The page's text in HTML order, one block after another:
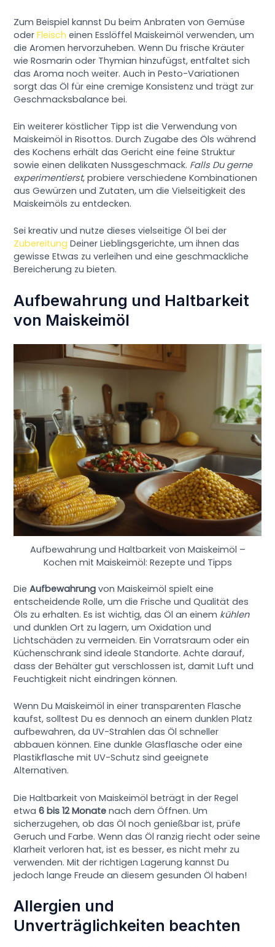
Zum Beispiel kannst Du beim Anbraten von Gemüse
oderFleisch einen Esslöffel Maiskeimöl verwenden, um
die Aromen hervorzuheben. Wenn Du frische Kräuter
wie Rosmarin oder Thymian hinzufügst, entfaltet sich
das Aroma noch weiter. Auch in Pesto-Variationen
sorgt das Öl für eine cremige Konsistenz und trägt zur
Geschmacksbalance bei.
Ein weiterer köstlicher Tipp ist die Verwendung von
Maiskeimöl in Risottos. Durch Zugabe des Öls während
des Kochens erhält das Gericht eine feine Struktur
sowie einen delikaten Nussgeschmack. Falls Du gerne
experimentierst, probiere verschiedene Kombinationen
aus Gewürzen und Zutaten, um die Vielseitigkeit des
Maiskeimöls zu entdecken.
Sei kreativ und nutze dieses vielseitige Öl bei der
Zubereitung Deiner Lieblingsgerichte, um ihnen das
gewisse Etwas zu verleihen und eine geschmackliche
Bereicherung zu bieten.
Aufbewahrung und Haltbarkeit
von Maiskeimöl
Aufbewahrung und Haltbarkeit von Maiskeimöl –
Kochen mit Maiskeimöl: Rezepte und Tipps
DieAufbewahrung von Maiskeimöl spielt eine
entscheidende Rolle, um die Frische und Qualität des
Öls zu erhalten. Es ist wichtig, das Öl an einem kühlen
und dunklen Ort zu lagern, um Oxidation und
Lichtschäden zu vermeiden. Ein Vorratsraum oder ein
Küchenschrank sind ideale Standorte. Achte darauf,
dass der Behälter gut verschlossen ist, damit Luft und
Feuchtigkeit nicht eindringen können.
Wenn Du Maiskeimöl in einer transparenten Flasche
kaufst, solltest Du es dennoch an einem dunklen Platz
aufbewahren, da UV-Strahlen das Öl schneller
abbauen können. Eine dunkle Glasflasche oder eine
Plastikflasche mit UV-Schutz sind geeignete
Alternativen.
Die Haltbarkeit von Maiskeimöl beträgt in der Regel
etwa6 bis 12 Monate nach dem Öffnen. Um
sicherzugehen, ob das Öl noch genießbar ist, prüfe
Geruch und Farbe. Wenn das Öl ranzig riecht oder seine
Klarheit verloren hat, ist es besser, es nicht mehr zu
verwenden. Mit der richtigen Lagerung kannst Du
jedoch lange Freude an diesem gesunden Öl haben!
Allergien und
Unverträglichkeiten beachten